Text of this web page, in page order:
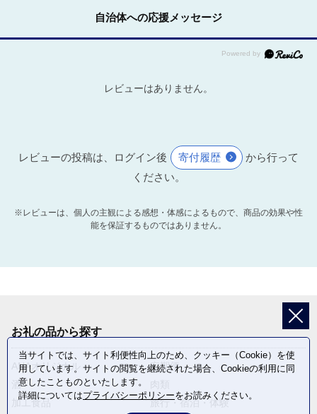
自治体への応援メッセージ
レビューはありません。
レビューの投稿は、ログイン後 寄付履歴
から行って
ください。
※レビューは、個人の主観による感想・体感によるもので、商品の効果や性
能を保証するものではありません。
お礼の品から探す
ANAオリジナル
定期便
酒
加工食品
旅行・宿泊・体験
当サイトでは、サイト利便性向上のため、クッキー（Cookie）を使
用しています。サイトの閲覧を継続された場合、Cookieの利用に同
意したことものといたします。
詳細についてはプライバシーポリシーをお読みください。